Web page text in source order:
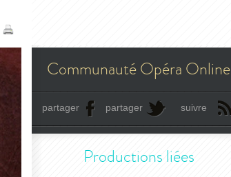
Communauté Opéra Online
partager partager suivre
Productions liées